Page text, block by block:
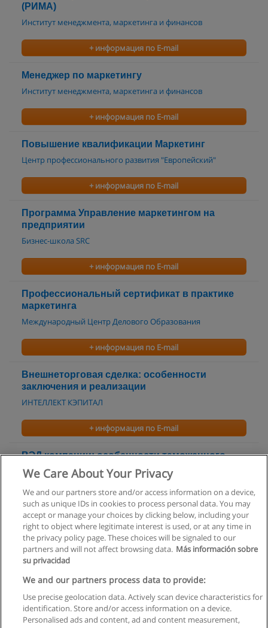
(РИМА)
Институт менеджмента, маркетинга и финансов
+ информация по E-mail
Менеджер по маркетингу
Институт менеджмента, маркетинга и финансов
+ информация по E-mail
Повышение квалификации Маркетинг
Центр профессионального развития "Европейский"
+ информация по E-mail
Программа Управление маркетингом на
предприятии
Бизнес-школа SRC
+ информация по E-mail
Профессиональный сертификат в практике
маркетинга
Международный Центр Делового Образования
+ информация по E-mail
Внешнеторговая сделка: особенности
заключения и реализации
ИНТЕЛЛЕКТ КЭПИТАЛ
+ информация по E-mail
ВЭД компании: особенности таможенного
регулирования в рамках Таможенного союза
+ информация по E-mail
Правила пользования
Конфиденциальность информации
Напишите Educaedu
We Care About Your Privacy
We and our partners store and/or access information on a device,
such as unique IDs in cookies to process personal data. You may
accept or manage your choices by clicking below, including your
right to object where legitimate interest is used, or at any time in
the privacy policy page. These choices will be signaled to our
partners and will not affect browsing data. Más información sobre
su privacidad
We and our partners process data to provide:
Use precise geolocation data. Actively scan device characteristics for
identification. Store and/or access information on a device.
Personalised ads and content, ad and content measurement,